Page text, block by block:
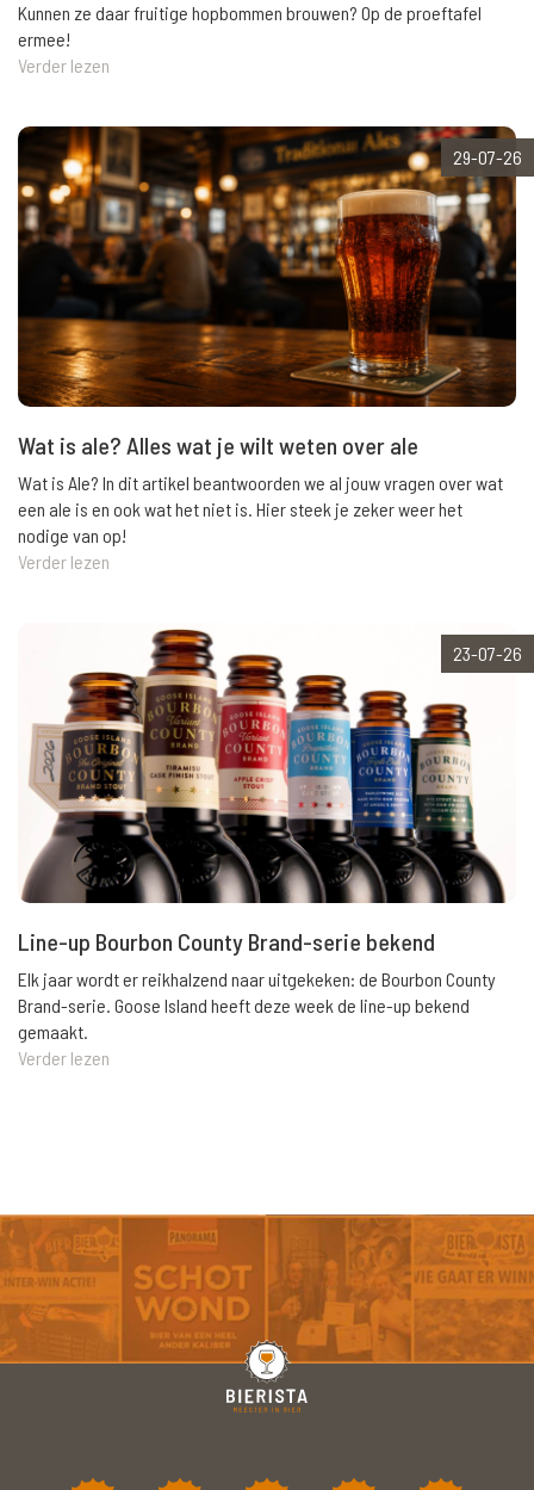
Kunnen ze daar fruitige hopbommen brouwen? Op de proeftafel
ermee!
Verder lezen
29-07-26
Wat is ale? Alles wat je wilt weten over ale
Wat is Ale? In dit artikel beantwoorden we al jouw vragen over wat
een ale is en ook wat het niet is. Hier steek je zeker weer het
nodige van op!
Verder lezen
23-07-26
Line-up Bourbon County Brand-serie bekend
Elk jaar wordt er reikhalzend naar uitgekeken: de Bourbon County
Brand-serie. Goose Island heeft deze week de line-up bekend
gemaakt.
Verder lezen